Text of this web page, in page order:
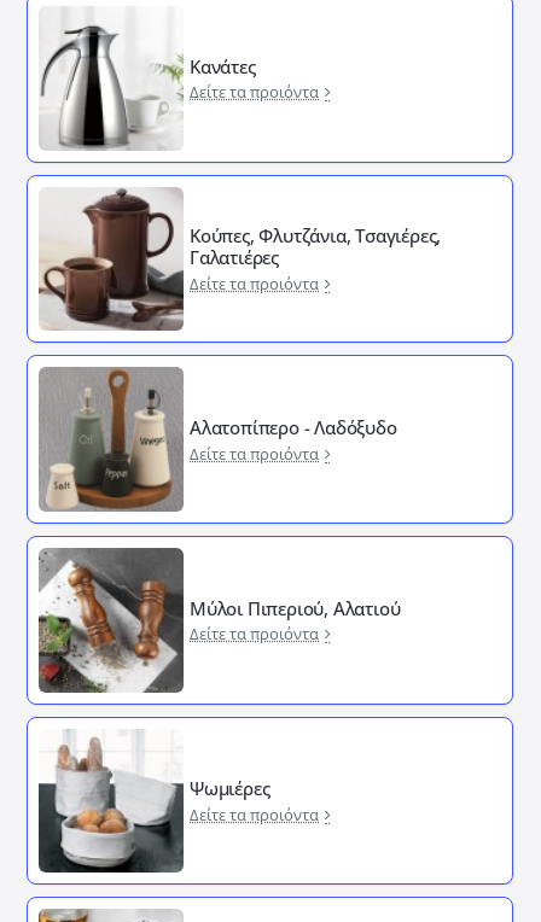
Κανάτες
Δείτε τα προιόντα
Κούπες, Φλυτζάνια, Τσαγιέρες,
Γαλατιέρες
Δείτε τα προιόντα
Αλατοπίπερο - Λαδόξυδο
Δείτε τα προιόντα
Μύλοι Πιπεριού, Αλατιού
Δείτε τα προιόντα
Ψωμιέρες
Δείτε τα προιόντα